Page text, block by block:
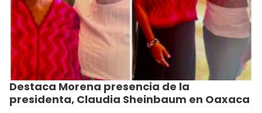
Destaca Morena presencia de la
presidenta, Claudia Sheinbaum en Oaxaca